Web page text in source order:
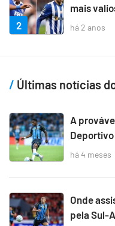
2
mais
há 2 anos
Últimas notícias
A
há 4 meses
Onde
pela Sul-